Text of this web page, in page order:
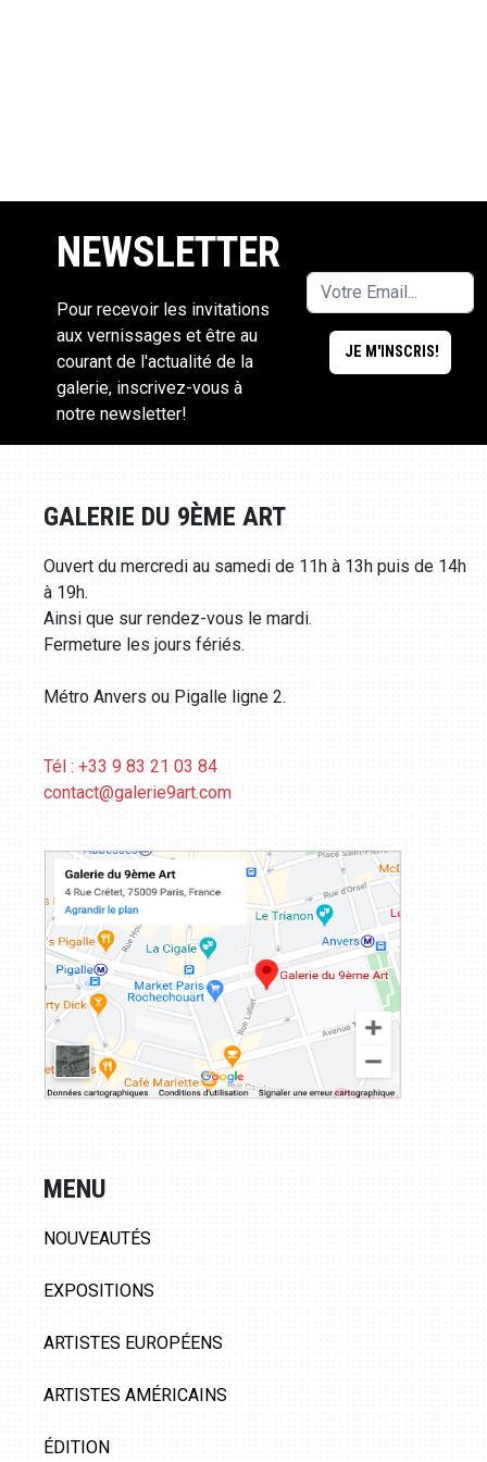
NEWSLETTER
Pour recevoir les invitations
aux vernissages et être au
courant de l'actualité de la
galerie, inscrivez-vous à
notre newsletter!
GALERIE DU 9ÈME ART
Ouvert du mercredi au samedi de 11h à 13h puis de 14h
à 19h.
Ainsi que sur rendez-vous le mardi.
Fermeture les jours fériés.
Métro Anvers ou Pigalle ligne 2.
Tél : +33 9 83 21 03 84
contact@galerie9art.com
MENU
NOUVEAUTÉS
EXPOSITIONS
ARTISTES EUROPÉENS
ARTISTES AMÉRICAINS
ÉDITION